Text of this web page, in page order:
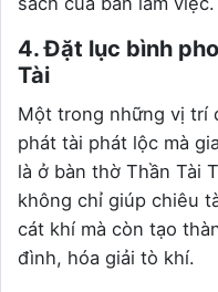
4. Đặt lục bình
Tài
Một trong những vị trí
phát tài phát lộc mà
là ở bàn thờ Thần Tài
không chỉ giúp chiêu
cát khí mà còn tạo
đình, hóa giải tò khí.